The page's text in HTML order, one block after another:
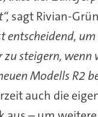
sagt Rivian-
entscheidend,
steigern, wenn
Modells R2
auch die